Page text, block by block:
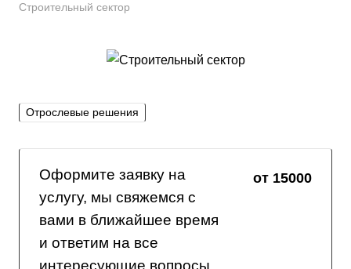
Строительный сектор
Отрослевые решения
Оформите заявку на
услугу, мы свяжемся с
вами в ближайшее время
и ответим на все
интересующие вопросы.
от 15000